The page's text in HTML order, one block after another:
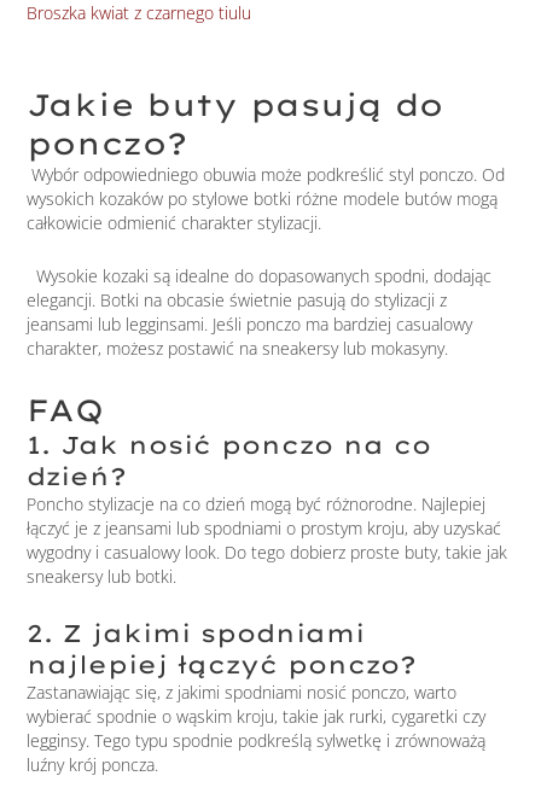
Broszka kwiat z czarnego tiulu
Jakie buty pasują do
ponczo?
Wybór odpowiedniego obuwia może podkreślić styl ponczo. Od
wysokich kozaków po stylowe botki różne modele butów mogą
całkowicie odmienić charakter stylizacji.
Wysokie kozaki są idealne do dopasowanych spodni, dodając
elegancji. Botki na obcasie świetnie pasują do stylizacji z
jeansami lub legginsami. Jeśli ponczo ma bardziej casualowy
charakter, możesz postawić na sneakersy lub mokasyny.
FAQ
1. Jak nosić ponczo na co
dzień?
Poncho stylizacje na co dzień mogą być różnorodne. Najlepiej
łączyć je z jeansami lub spodniami o prostym kroju, aby uzyskać
wygodny i casualowy look. Do tego dobierz proste buty, takie jak
sneakersy lub botki.
2. Z jakimi spodniami
najlepiej łączyć ponczo?
Zastanawiając się, z jakimi spodniami nosić ponczo, warto
wybierać spodnie o wąskim kroju, takie jak rurki, cygaretki czy
legginsy. Tego typu spodnie podkreślą sylwetkę i zrównoważą
luźny krój poncza.